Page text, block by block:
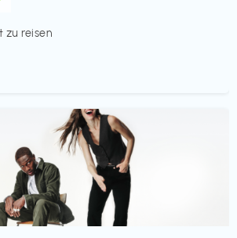
zu reisen